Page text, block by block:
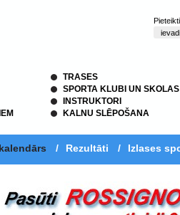
TRASES
SPORTA KLUBI UN SKOLAS
INSTRUKTORI
KALNU SLĒPOŠANA
/ Rezultāti / Izlases